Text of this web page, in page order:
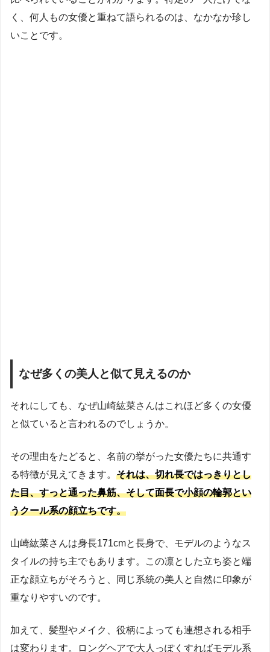
く、何人もの女優と重ねて語られるのは、なかなか珍し
いことです。
なぜ多くの美人と似て見えるのか
それにしても、なぜ山崎紘菜さんはこれほど多くの女優
と似ていると言われるのでしょうか。
その理由をたどると、名前の挙がった女優たちに共通す
る特徴が見えてきます。 それは、切れ長ではっきりとし
た目、すっと通った鼻筋、そして面長で小顔の輪郭とい
うクール系の顔立ちです。
山崎紘菜さんは身長171cmと長身で、モデルのようなス
タイルの持ち主でもあります。この凛とした立ち姿と端
正な顔立ちがそろうと、同じ系統の美人と自然に印象が
重なりやすいのです。
加えて、髪型やメイク、役柄によっても連想される相手
は変わります。ロングヘアで大人っぽくすればモデル系